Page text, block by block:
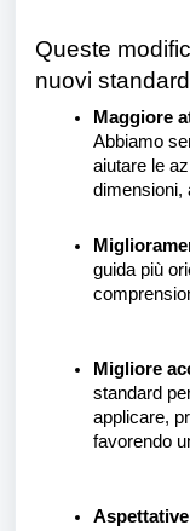
Queste
nuovi
Maggiore
Abbiamo
aiutare le
dimensioni,
guida più
Migliore
standard
applicare,
favorendo